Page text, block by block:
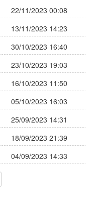
22/11/2023 00:08
13/11/2023 14:23
30/10/2023 16:40
23/10/2023 19:03
16/10/2023 11:50
05/10/2023 16:03
25/09/2023 14:31
18/09/2023 21:39
04/09/2023 14:33